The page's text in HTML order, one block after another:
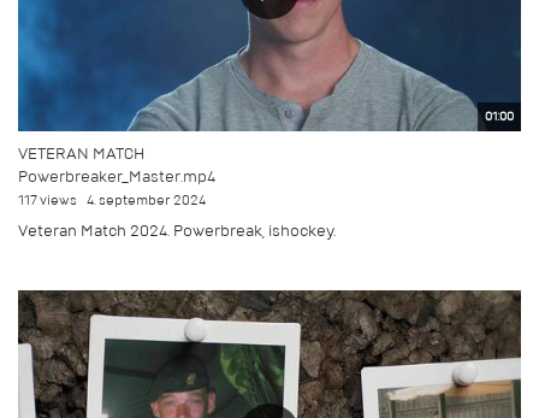
01:00
VETERAN MATCH
Powerbreaker_Master.mp4
117 views 4. september 2024
Veteran Match 2024. Powerbreak, ishockey.